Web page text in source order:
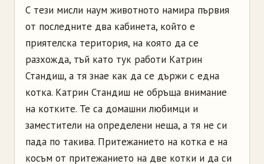
С тези мисли наум животното намира първия
от последните два кабинета, който е
приятелска територия, на която да се
разхожда, тъй като тук работи Катрин
Стандиш, а тя знае как да се държи с една
котка. Катрин Стандиш не обръща внимание
на котките. Те са домашни любимци и
заместители на определени неща, а тя не си
пада по такива. Притежанието на котка е на
косъм от притежанието на две котки и да си